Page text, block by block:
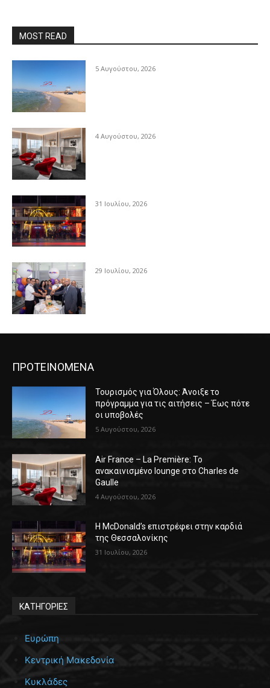
MOST READ
5 Αυγούστου, 2026
4 Αυγούστου, 2026
31 Ιουλίου, 2026
29 Ιουλίου, 2026
ΠΡΟΤΕΙΝΟΜΕΝΑ
Τουρισμός για Όλους: Άνοιξε το
πρόγραμμα για τις αιτήσεις – Έως πότε
οι υποβολές
5 Αυγούστου, 2026
Air France – La Première: Το
ανακαινισμένο lounge στο Charles de
Gaulle
4 Αυγούστου, 2026
Η McDonald’s επιστρέφει στην καρδιά
της Θεσσαλονίκης
31 Ιουλίου, 2026
ΚΑΤΗΓΟΡΙΕΣ
Ευρώπη
Κεντρική Μακεδονία
Κυκλάδες